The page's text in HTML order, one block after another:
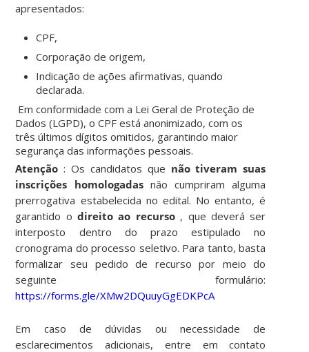
apresentados:
CPF,
Corporação de origem,
Indicação de ações afirmativas, quando
declarada.
Em conformidade com a Lei Geral de Proteção de
Dados (LGPD), oCPF está anonimizado, com os
três últimos dígitos omitidos, garantindo maior
segurança das informações pessoais.
Atenção: Os candidatos que não tiveram suas
inscrições homologadas não cumpriram alguma
prerrogativa estabelecida no edital. No entanto, é
garantido odireito ao recurso , que deverá ser
interposto dentro do prazo estipulado no
cronograma do processo seletivo. Para tanto, basta
formalizar seu pedido de recurso por meio do
seguinte formulário:
https://forms.gle/XMw2DQuuyGgEDKPcA
Em caso de dúvidas ou necessidade de
esclarecimentos adicionais, entre em contato